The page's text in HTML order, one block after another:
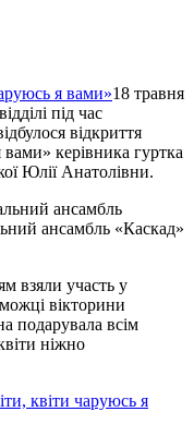
18 травня
під час
відкриття
керівника гуртка
Юлії Анатолівни.
ансамбль
ансамбль «Каскад»
взяли участь у
вікторини
подарувала всім
ніжно
квіти чаруюсь я